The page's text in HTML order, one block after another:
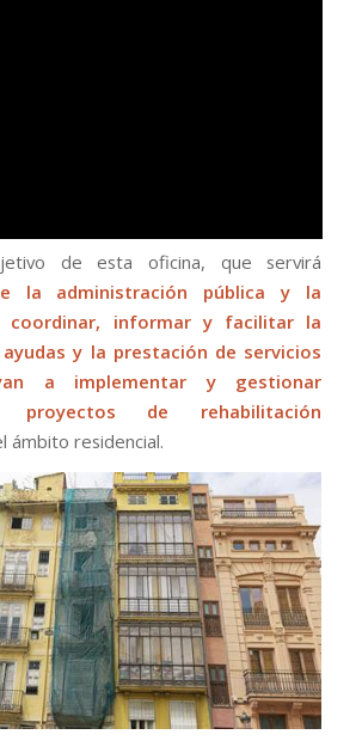
de esta oficina, que servirá
la administración pública y la
coordinar, informar y facilitar la
y la prestación de servicios
a implementar y gestionar
proyectos de rehabilitación
ámbito residencial.